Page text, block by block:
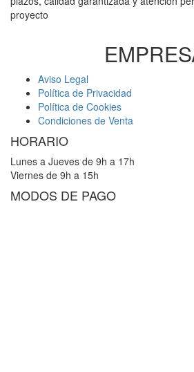
proyecto
Aviso Legal
Política de Privacidad
Política de Cookies
Condiciones de Venta
HORARIO
Lunes a Jueves de 9h a 17h
Viernes de 9h a 15h
MODOS DE PAGO